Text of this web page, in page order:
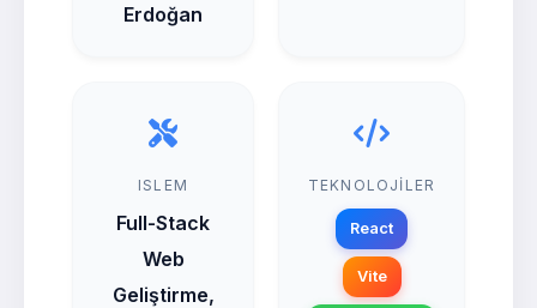
Erdoğan
ISLEM
Full-Stack
Web
Geliştirme,
TEKNOLOJILER
React
Vite